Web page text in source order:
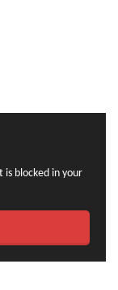
is blocked in your